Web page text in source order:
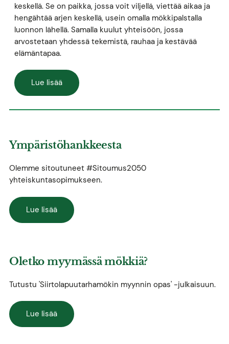
keskellä. Se on paikka, jossa voit viljellä, viettää aikaa ja
hengähtää arjen keskellä, usein omalla mökkipalstalla
luonnon lähellä. Samalla kuulut yhteisöön, jossa
arvostetaan yhdessä tekemistä, rauhaa ja kestävää
elämäntapaa.
Lue lisää
Ympäristöhankkeesta
Olemme sitoutuneet #Sitoumus2050
yhteiskuntasopimukseen.
Lue lisää
Oletko myymässä mökkiä?
Tutustu 'Siirtolapuutarhamökin myynnin opas' -julkaisuun.
Lue lisää